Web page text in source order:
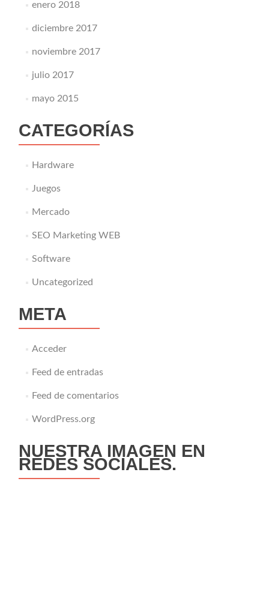
enero 2018
diciembre 2017
noviembre 2017
julio 2017
mayo 2015
CATEGORÍAS
Hardware
Juegos
Mercado
SEO Marketing WEB
Software
Uncategorized
META
Acceder
Feed de entradas
Feed de comentarios
WordPress.org
NUESTRA IMAGEN EN
REDES SOCIALES.